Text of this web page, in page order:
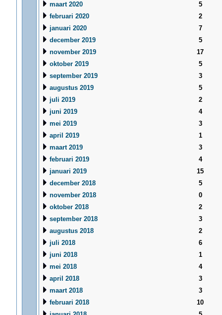
maart 2020
5
februari 2020
2
januari 2020
7
december 2019
5
november 2019
17
oktober 2019
5
september 2019
3
augustus 2019
5
juli 2019
2
juni 2019
4
mei 2019
3
april 2019
1
maart 2019
3
februari 2019
4
januari 2019
15
december 2018
5
november 2018
0
oktober 2018
2
september 2018
3
augustus 2018
2
juli 2018
6
juni 2018
1
mei 2018
4
april 2018
3
maart 2018
3
februari 2018
10